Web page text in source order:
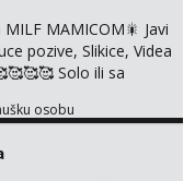
MAMICOM🎇 Javi
pozive, Slikice, Videa
Solo ili sa
WhatsApp 👉
RADIM SASTANKE I
osobu